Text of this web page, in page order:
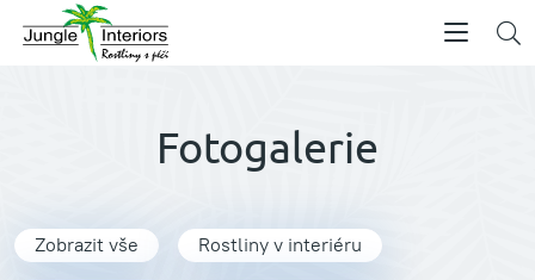
Fotogalerie
Zobrazit vše Rostliny v interiéru